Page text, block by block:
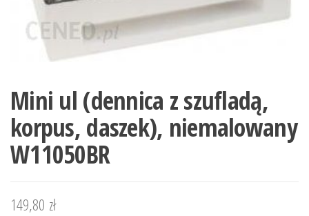
Mini ul (dennica z szufladą,
korpus, daszek), niemalowany
W11050BR
149,80 zł